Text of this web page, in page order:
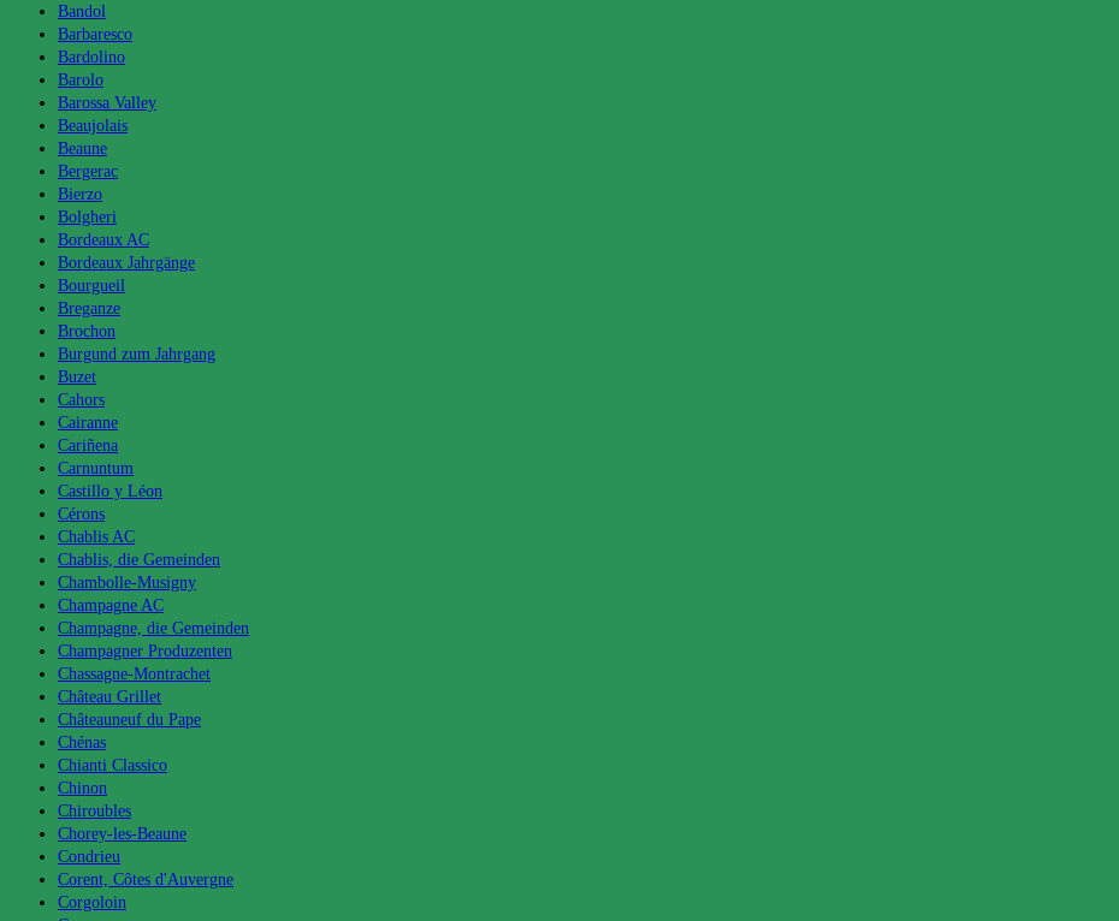
Bandol
Barbaresco
Bardolino
Barolo
Barossa Valley
Beaujolais
Beaune
Bergerac
Bierzo
Bolgheri
Bordeaux AC
Bordeaux Jahrgänge
Bourgueil
Breganze
Brochon
Burgund zum Jahrgang
Buzet
Cahors
Cairanne
Cariñena
Carnuntum
Castillo y Léon
Cérons
Chablis AC
Chablis, die Gemeinden
Chambolle-Musigny
Champagne AC
Champagne, die Gemeinden
Champagner Produzenten
Chassagne-Montrachet
Château Grillet
Châteauneuf du Pape
Chénas
Chianti Classico
Chinon
Chiroubles
Chorey-les-Beaune
Condrieu
Corent, Côtes d'Auvergne
Corgoloin